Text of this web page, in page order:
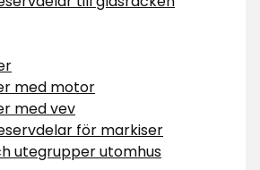
med motor
med vev
för markiser
utegrupper utomhus